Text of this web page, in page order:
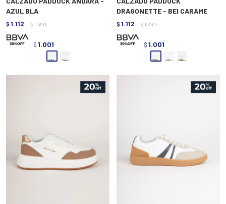
AZUL BLA
$ 1.112 $ 1.390
$ 1.001
DRAGONETTE - BEI CARAME
$ 1.112 $ 1.390
$ 1.001